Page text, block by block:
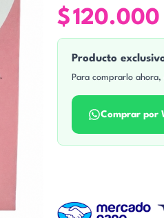
$120.000
Producto
Para comprarlo
Comprar por